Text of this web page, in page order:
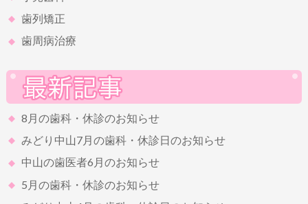
歯列矯正
歯周病治療
8月の歯科・休診のお知らせ
みどり中山7月の歯科・休診日のお知らせ
中山の歯医者6月のお知らせ
5月の歯科・休診のお知らせ